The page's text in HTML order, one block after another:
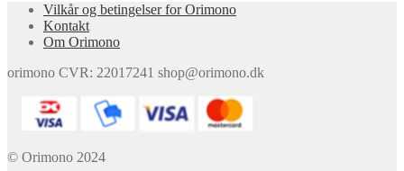
Vilkår og betingelser for Orimono
Kontakt
Om Orimono
orimono CVR: 22017241 shop@orimono.dk
© Orimono 2024